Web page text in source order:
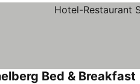
Bed & Breakfast